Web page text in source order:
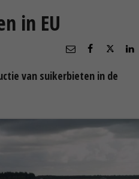
in EU
van suikerbieten in de